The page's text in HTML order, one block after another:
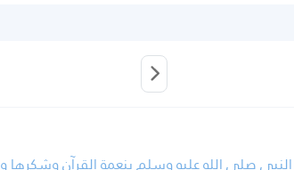
النبي صلى الله عليه وسلم بنعمة القرآن وشكرها